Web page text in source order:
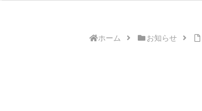
ホーム お知らせ